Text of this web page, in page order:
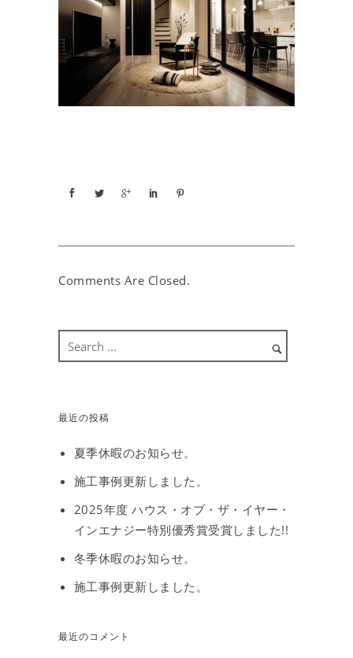
Comments Are Closed.
最近の投稿
夏季休暇のお知らせ。
施工事例更新しました。
2025年度 ハウス・オブ・ザ・イヤー・
インエナジー特別優秀賞受賞しました!!
冬季休暇のお知らせ。
施工事例更新しました。
最近のコメント